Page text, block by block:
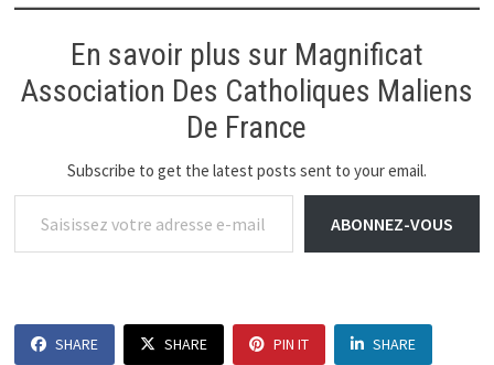
En savoir plus sur Magnificat
Association Des Catholiques Maliens
De France
Subscribe to get the latest posts sent to your email.
Saisissez votre adresse e-mail…
ABONNEZ-VOUS
SHARE SHARE PIN IT SHARE